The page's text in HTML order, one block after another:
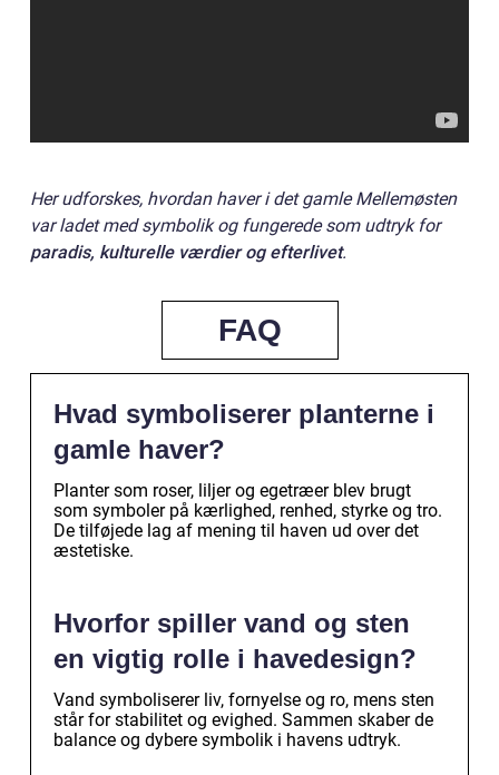
Her udforskes, hvordan haver i det gamle Mellemøsten
var ladet med symbolik og fungerede som udtryk for
paradis, kulturelle værdier og efterlivet.
FAQ
Hvad symboliserer planterne i
gamle haver?
Planter som roser, liljer og egetræer blev brugt
som symboler på kærlighed, renhed, styrke og tro.
De tilføjede lag af mening til haven ud over det
æstetiske.
Hvorfor spiller vand og sten
en vigtig rolle i havedesign?
Vand symboliserer liv, fornyelse og ro, mens sten
står for stabilitet og evighed. Sammen skaber de
balance og dybere symbolik i havens udtryk.